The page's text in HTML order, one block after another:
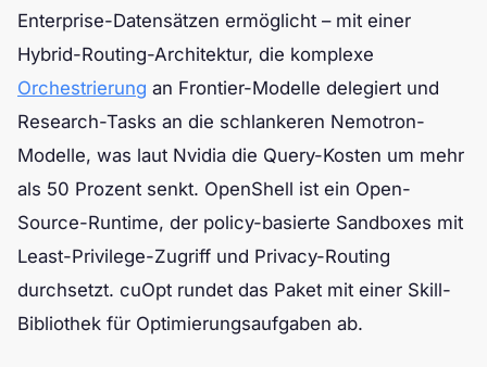
Enterprise-Datensätzen ermöglicht – mit einer
Hybrid-Routing-Architektur, die komplexe
Orchestrierung an Frontier-Modelle delegiert und
Research-Tasks an die schlankeren Nemotron-
Modelle, was laut Nvidia die Query-Kosten um mehr
als 50 Prozent senkt. OpenShell ist ein Open-
Source-Runtime, der policy-basierte Sandboxes mit
Least-Privilege-Zugriff und Privacy-Routing
durchsetzt. cuOpt rundet das Paket mit einer Skill-
Bibliothek für Optimierungsaufgaben ab.